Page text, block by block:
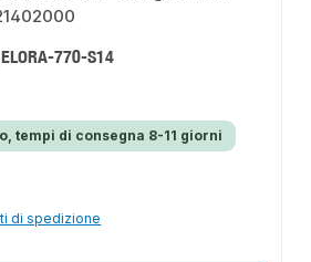
770-S14
tempi di consegna 8-11 giorni
di spedizione